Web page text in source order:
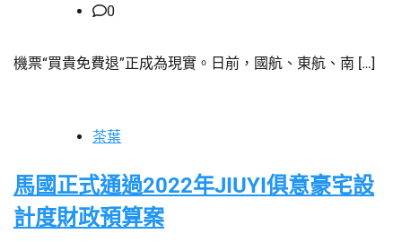
0
機票“買貴免費退”正成為現實。日前，國航、東航、南 […]
茶葉
馬國正式通過2022年JIUYI俱意豪宅設
計度財政預算案